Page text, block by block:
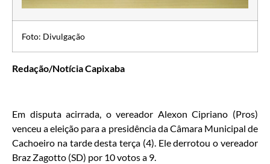
Foto: Divulgação
Redação/Notícia Capixaba
Em disputa acirrada, o vereador Alexon Cipriano (Pros)
venceu a eleição para a presidência da Câmara Municipal de
Cachoeiro na tarde desta terça (4). Ele derrotou o vereador
Braz Zagotto (SD) por 10 votos a 9.